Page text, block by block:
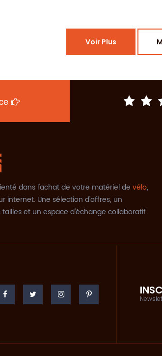
Voir Plus
dans l'achat de votre matériel de vélo,
internet. Une sélection d'offres, un
et un espace d'échange collaboratif